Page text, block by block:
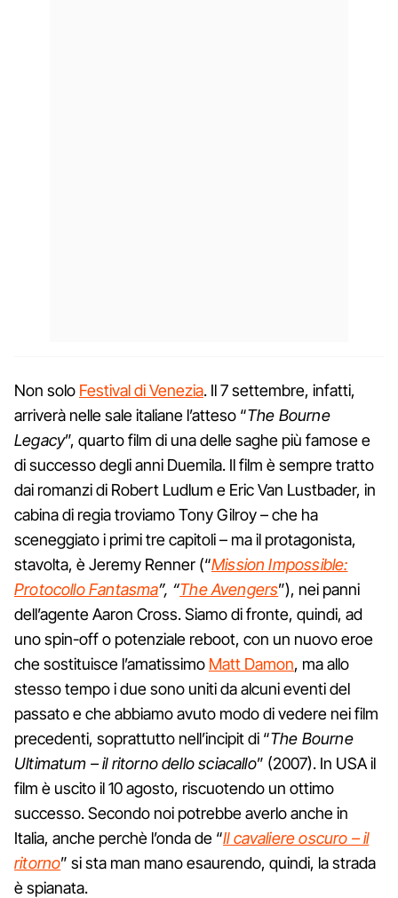
Non solo Festival di Venezia. Il 7 settembre, infatti,
arriverà nelle sale italiane l’atteso “The Bourne
Legacy”, quarto film di una delle saghe più famose e
di successo degli anni Duemila. Il film è sempre tratto
dai romanzi di Robert Ludlum e Eric Van Lustbader, in
cabina di regia troviamo Tony Gilroy – che ha
sceneggiato i primi tre capitoli – ma il protagonista,
stavolta, è Jeremy Renner (“Mission Impossible:
Protocollo Fantasma”, “The Avengers”), nei panni
dell’agente Aaron Cross. Siamo di fronte, quindi, ad
uno spin-off o potenziale reboot, con un nuovo eroe
che sostituisce l’amatissimo Matt Damon, ma allo
stesso tempo i due sono uniti da alcuni eventi del
passato e che abbiamo avuto modo di vedere nei film
precedenti, soprattutto nell’incipit di “The Bourne
Ultimatum – il ritorno dello sciacallo” (2007). In USA il
film è uscito il 10 agosto, riscuotendo un ottimo
successo. Secondo noi potrebbe averlo anche in
Italia, anche perchè l’onda de “Il cavaliere oscuro – il
ritorno” si sta man mano esaurendo, quindi, la strada
è spianata.